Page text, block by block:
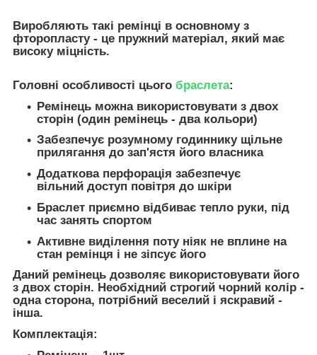
Виробляють такі ремінці в основному з
фторопласту - це пружний матеріал, який має
високу міцність.
Головні особливості цього браслета:
Ремінець можна використовувати з двох
сторін (один ремінець - два кольори)
Забезпечує розумному годиннику щільне
прилягання до зап'ястя його власника
Додаткова перфорація забезпечує
вільний доступ повітря до шкіри
Браслет приємно відбиває тепло руки, під
час занять спортом
Активне виділення поту ніяк не вплине на
стан ремінця і не зіпсує його
Даний ремінець дозволяє використовувати його
з двох сторін. Необхідний строгий чорний колір -
одна сторона, потрібний веселий і яскравий -
інша.
Комплектація: